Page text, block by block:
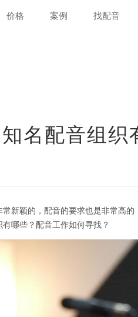
价格 案例 找配音
名配音组织
新颖的，配音的要求也是非常高
哪些？配音工作如何寻找？